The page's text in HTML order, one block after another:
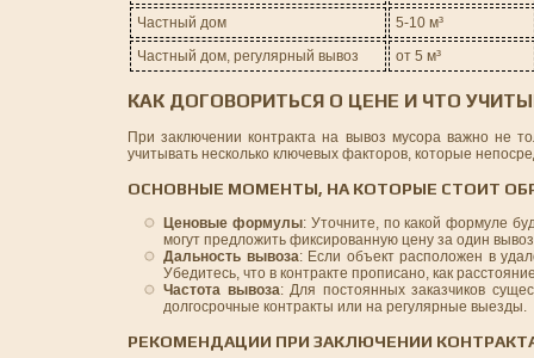
Частный дом
5-10 м³
Частный дом, регулярный вывоз
от 5 м³
КАК ДОГОВОРИТЬСЯ О ЦЕНЕ И ЧТО
При заключении контракта на вывоз мусора важно не
учитывать несколько ключевых факторов, которые
ОСНОВНЫЕ МОМЕНТЫ, НА КОТОРЫЕ СТОИТ
Ценовые формулы: Уточните, по какой формуле
могут предложить фиксированную цену за один
Дальность вывоза: Если объект расположен в
Убедитесь, что в контракте прописано, как
Частота вывоза: Для постоянных заказчиков
долгосрочные контракты или на регулярные выезды.
РЕКОМЕНДАЦИИ ПРИ ЗАКЛЮЧЕНИИ